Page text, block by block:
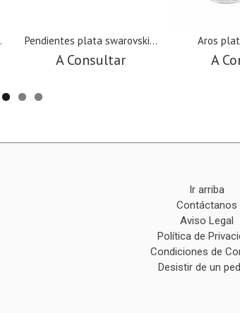
Pendientes plata swarovski...
A Consultar
Aros
A
Ir arriba
Contáctanos
Aviso Legal
Política de
Condiciones de
Desistir de un